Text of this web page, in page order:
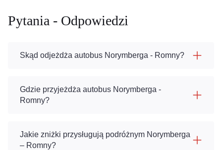
Pytania - Odpowiedzi
Skąd odjeżdża autobus Norymberga - Romny?
Gdzie przyjeżdża autobus Norymberga -
Romny?
Jakie zniżki przysługują podróżnym Norymberga
– Romny?